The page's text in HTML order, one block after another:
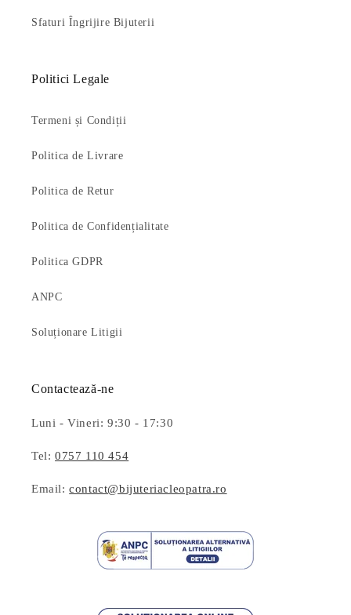
Sfaturi Îngrijire Bijuterii
Politici Legale
Termeni și Condiții
Politica de Livrare
Politica de Retur
Politica de Confidențialitate
Politica GDPR
ANPC
Soluționare Litigii
Contactează-ne
Luni - Vineri: 9:30 - 17:30
Tel:0757 110 454
Email:contact@bijuteriacleopatra.ro